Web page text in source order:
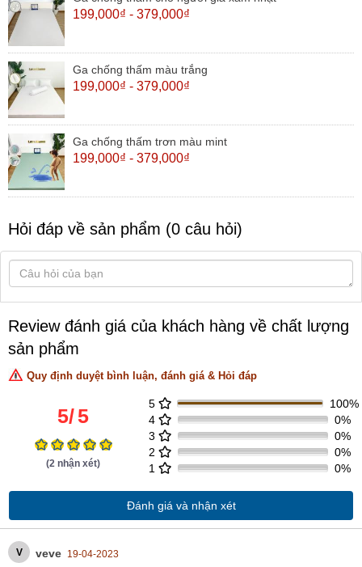
199,000₫ - 379,000₫
Ga chống thấm màu trắng
199,000₫ - 379,000₫
Ga chống thấm trơn màu mint
199,000₫ - 379,000₫
Hỏi đáp về sản phẩm (0 câu hỏi)
Review đánh giá của khách hàng về chất lượng
sản phẩm
Quy định duyệt bình luận, đánh giá & Hỏi đáp
5/5
(2 nhận xét)
5
100%
4
0%
3
0%
2
0%
1
0%
Đánh giá và nhận xét
V veve 19-04-2023